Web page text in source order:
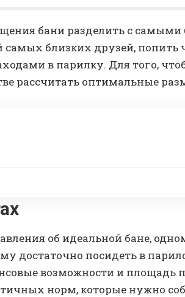
бани разделить с
самых близких друзей, попить
в парилку. Для того,
рассчитать оптимальные
об идеальной бане,
достаточно посидеть в
возможности и площадь
норм, которые нужно